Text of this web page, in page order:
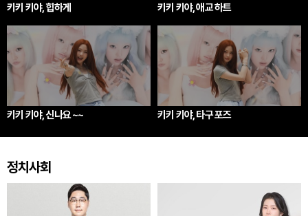
키키 키야, 힙하게 키키 키야, 애교 하트
키키 키야, 신나요 ~~ 키키 키야, 타구 포즈
정치사회